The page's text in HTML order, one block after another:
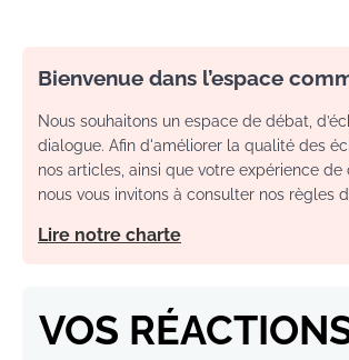
Bienvenue dans l’espace
Nous souhaitons un espace de débat,
dialogue. Afin d'améliorer la qualité des
nos articles, ainsi que votre expérience de
nous vous invitons à consulter nos règles
Lire notre charte
VOS